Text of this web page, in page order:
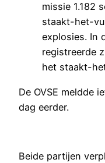
missie 1.182
staakt-het-
explosies. In
registreerde
het staakt-
De OVSE meldde
dag eerder.
Beide partijen